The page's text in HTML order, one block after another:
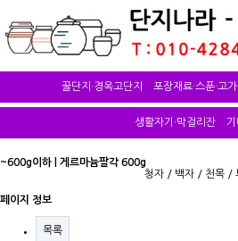
꿀단지·경옥고단지 포장재료·스푼·고
생활자기·막걸리잔 기
~600g이하 | 게르마늄팔각 600g
청자 / 백자 / 천목 /
페이지 정보
목록